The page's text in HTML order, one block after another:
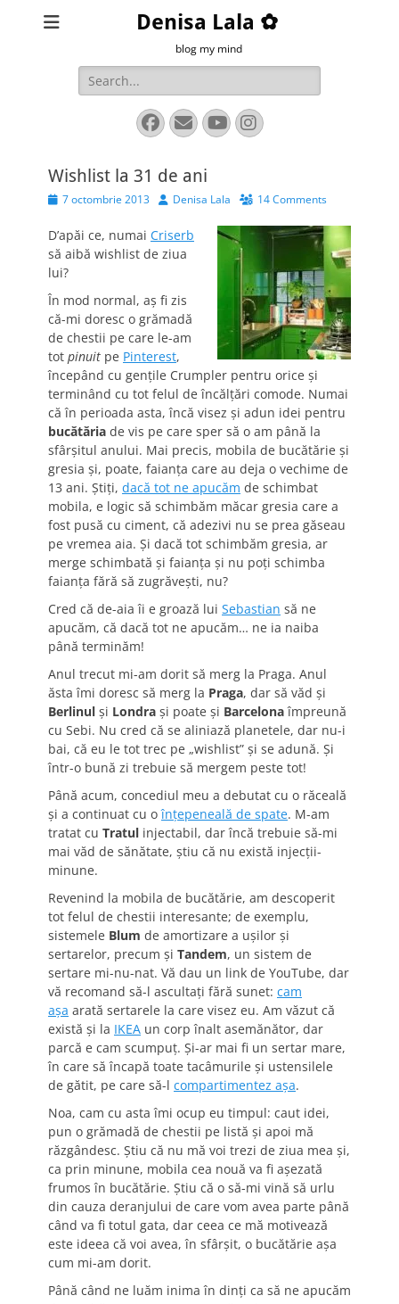
Denisa Lala ✿
blog my mind
Search
for:
Facebook
EmailYouTube
Instagram
Wishlist la 31 de ani
Posted
7 octombrie 2013 AuthorDenisa Lala 14 Comments
D’apăi ce, numai Criserb
să aibă wishlist de ziua
lui?
În mod normal, aş fi zis
că-mi doresc o grămadă
de chestii pe care le-am
tot pinuit pe Pinterest,
începând cu genţile Crumpler pentru orice şi
terminând cu tot felul de încălţări comode. Numai
că în perioada asta, încă visez şi adun idei pentru
bucătăria de vis pe care sper să o am până la
sfârşitul anului. Mai precis, mobila de bucătărie şi
gresia şi, poate, faianţa care au deja o vechime de
13 ani. Ştiţi, dacă tot ne apucăm de schimbat
mobila, e logic să schimbăm măcar gresia care a
fost pusă cu ciment, că adezivi nu se prea găseau
pe vremea aia. Şi dacă tot schimbăm gresia, ar
merge schimbată şi faianţa şi nu poţi schimba
faianţa fără să zugrăveşti, nu?
Cred că de-aia îi e groază lui Sebastian să ne
apucăm, că dacă tot ne apucăm… ne ia naiba
până terminăm!
Anul trecut mi-am dorit să merg la Praga. Anul
ăsta îmi doresc să merg la Praga, dar să văd şi
Berlinul şi Londra şi poate şi Barcelonaîmpreună
cu Sebi. Nu cred că se aliniază planetele, dar nu-i
bai, că eu le tot trec pe „wishlist” şi se adună. Şi
într-o bună zi trebuie să mergem peste tot!
Până acum, concediul meu a debutat cu o răceală
şi a continuat cu oînţepeneală de spate. M-am
tratat cu Tratul injectabil, dar încă trebuie să-mi
mai văd de sănătate, ştiu că nu există injecţii-
minune.
Revenind la mobila de bucătărie, am descoperit
tot felul de chestii interesante; de exemplu,
sistemele Blum de amortizare a uşilor şi
sertarelor, precum şi Tandem, un sistem de
sertare mi-nu-nat. Vă dau un link de YouTube, dar
vă recomand să-l ascultaţi fără sunet: cam
aşa arată sertarele la care visez eu. Am văzut că
există şi la IKEA un corp înalt asemănător, dar
parcă e cam scumpuţ. Şi-ar mai fi un sertar mare,
în care să încapă toate tacâmurile şi ustensilele
de gătit, pe care să-l compartimentez aşa.
Noa, cam cu asta îmi ocup eu timpul: caut idei,
pun o grămadă de chestii pe listă şi apoi mă
răzgândesc. Ştiu că nu mă voi trezi de ziua mea şi,
ca prin minune, mobila cea nouă va fi aşezată
frumos în bucătărie. Ştiu că o să-mi vină să urlu
din cauza deranjului de care vom avea parte până
când va fi totul gata, dar ceea ce mă motivează
este ideea că voi avea, în sfârşit, o bucătărie aşa
cum mi-am dorit.
Până când ne luăm inima în dinţi ca să ne apucăm